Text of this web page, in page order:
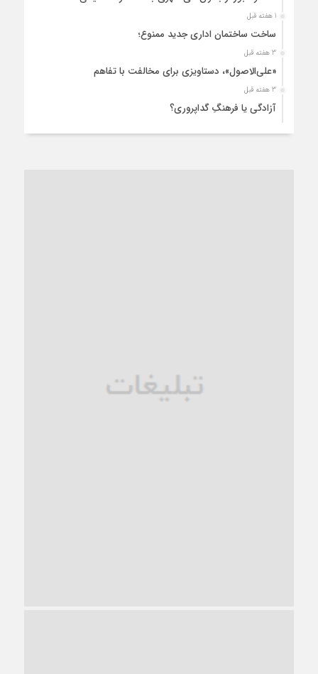
1 هفته قبل
ساخت ساختمان اداری جدید ممنوع؛
3 هفته قبل
«علی‌الاصول»، دستاویزی برای مخالفت با تفاهم
3 هفته قبل
آزادگی یا فرهنگِ گداپروری؟
ترجیح عقلانیت ایرانی بر دیدگاه‌های آخرالزمانی